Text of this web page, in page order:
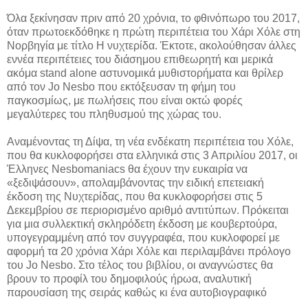
Όλα ξεκίνησαν πριν από 20 χρόνια, το φθινόπωρο του 2017,
όταν πρωτοεκδόθηκε η πρώτη περιπέτεια του Χάρι Χόλε στη
Νορβηγία με τίτλο Η νυχτερίδα. Έκτοτε, ακολούθησαν άλλες
εννέα περιπέτειες του διάσημου επιθεωρητή και μερικά
ακόμα stand alone αστυνομικά μυθιστορήματα και θρίλερ
από τον Jo Nesbo που εκτόξευσαν τη φήμη του
παγκοσμίως, με πωλήσεις που είναι οκτώ φορές
μεγαλύτερες του πληθυσμού της χώρας του.
Αναμένοντας τη Δίψα, τη νέα ενδέκατη περιπέτεια του Χόλε,
που θα κυκλοφορήσει στα ελληνικά στις 3 Απριλίου 2017, οι
Έλληνες Nesbomaniacs θα έχουν την ευκαιρία να
«ξεδιψάσουν», απολαμβάνοντας την ειδική επετειακή
έκδοση της Νυχτερίδας, που θα κυκλοφορήσει στις 5
Δεκεμβρίου σε περιορισμένο αριθμό αντιτύπων. Πρόκειται
για μια συλλεκτική σκληρόδετη έκδοση με κουβερτούρα,
υπογεγραμμένη από τον συγγραφέα, που κυκλοφορεί με
αφορμή τα 20 χρόνια Χάρι Χόλε και περιλαμβάνει πρόλογο
του Jo Nesbo. Στο τέλος του βιβλίου, οι αναγνώστες θα
βρουν το προφίλ του δημοφιλούς ήρωα, αναλυτική
παρουσίαση της σειράς καθώς κι ένα αυτοβιογραφικό